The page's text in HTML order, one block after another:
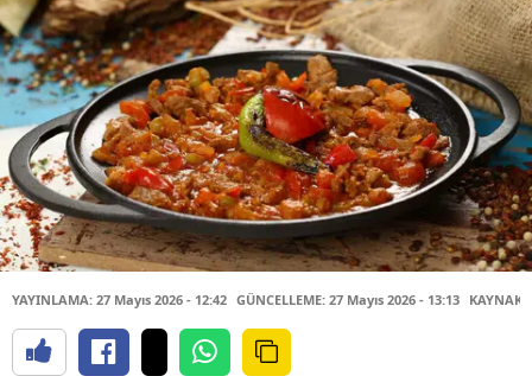
YAYINLAMA: 27 Mayıs 2026 - 12:42 GÜNCELLEME: 27 Mayıs 2026 - 13:13